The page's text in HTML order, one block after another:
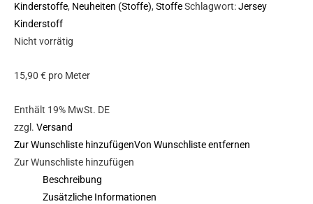
Kinderstoffe, Neuheiten (Stoffe), StoffeSchlagwort:Jersey
Kinderstoff
Nicht vorrätig
15,90 € pro Meter
Enthält 19% MwSt. DE
zzgl. Versand
Zur Wunschliste hinzufügenVon Wunschliste entfernen
Zur Wunschliste hinzufügen
Beschreibung
Zusätzliche Informationen